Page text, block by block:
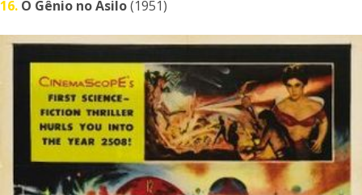
16. O Gênio no Asilo(1951)